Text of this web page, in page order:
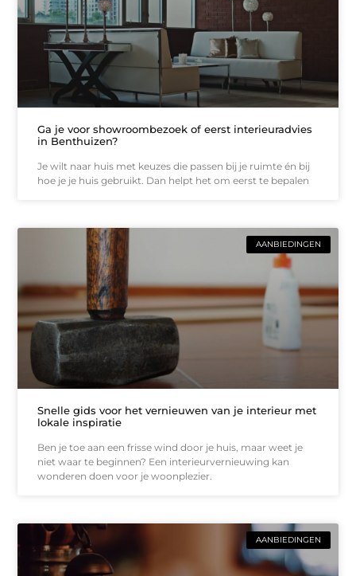
Ga je voor showroombezoek of eerst interieuradvies
in Benthuizen?
Je wilt naar huis met keuzes die passen bij je ruimte én bij
hoe je je huis gebruikt. Dan helpt het om eerst te bepalen
AANBIEDINGEN
Snelle gids voor het vernieuwen van je interieur met
lokale inspiratie
Ben je toe aan een frisse wind door je huis, maar weet je
niet waar te beginnen? Een interieurvernieuwing kan
wonderen doen voor je woonplezier.
AANBIEDINGEN